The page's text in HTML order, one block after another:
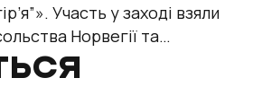
Участь у заході взяли
Норвегії та
— Управління